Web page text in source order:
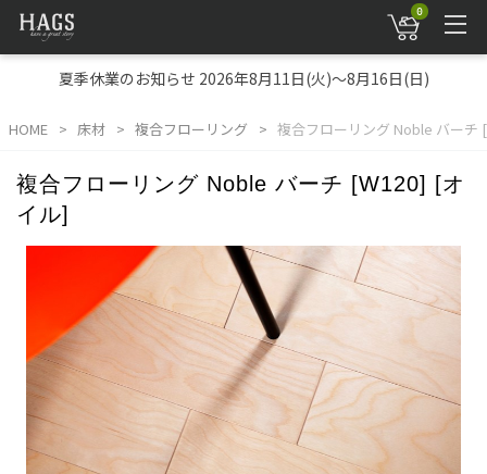
0
夏季休業のお知らせ 2026年8月11日(火)～8月16日(日)
HOME 床材 複合フローリング 複合フローリング Noble バーチ
複合フローリング Noble バーチ [W120] [オ
イル]